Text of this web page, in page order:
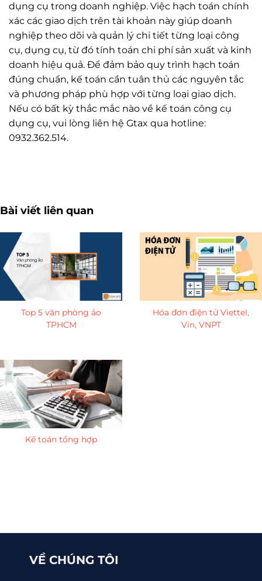
dụng cụ trong doanh nghiệp. Việc hạch toán chính
xác các giao dịch trên tài khoản này giúp doanh
nghiệp theo dõi và quản lý chi tiết từng loại công
cụ, dụng cụ, từ đó tính toán chi phí sản xuất và kinh
doanh hiệu quả. Để đảm bảo quy trình hạch toán
đúng chuẩn, kế toán cần tuân thủ các nguyên tắc
và phương pháp phù hợp với từng loại giao dịch.
Nếu có bất kỳ thắc mắc nào về kế toán công cụ
dụng cụ, vui lòng liên hệ Gtax qua hotline:
0932.362.514.
Bài viết liên quan
Top 5 văn phòng ảo
TPHCM
Hóa đơn điện tử Viettel,
Vin, VNPT
Kế toán tổng hợp
VỀ CHÚNG TÔI